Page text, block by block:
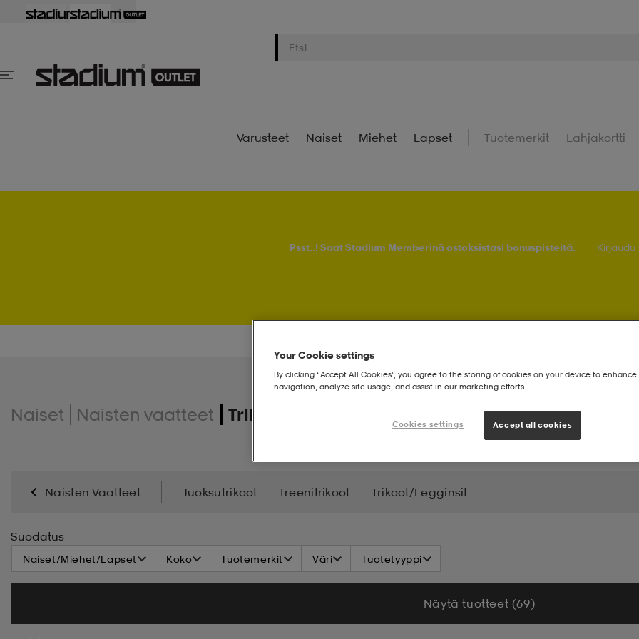
Varusteet Naiset Miehet Lapset Tuotemerkit Lahjakortti
Psst..! Saat Stadium Memberinä ostoksistasi bonuspisteitä. Kirjaudu
Naiset Naisten vaatteet Trikoot
Naisten Vaatteet Juoksutrikoot Treenitrikoot Trikoot/Legginsit
Suodatus
Naiset/Miehet/Lapset Koko Tuotemerkit Väri Tuotetyyppi
Näytä tuotteet (69)
Your Cookie settings
By clicking “Accept All Cookies”, you agree to the storing of cookies on your device to enhance
navigation, analyze site usage, and assist in our marketing efforts.
Cookies settings Accept all cookies